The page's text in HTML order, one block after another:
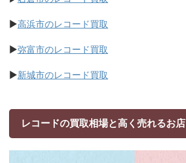
▶高浜市のレコード買取
▶弥富市のレコード買取
▶新城市のレコード買取
レコードの買取相場と高く売れるお店